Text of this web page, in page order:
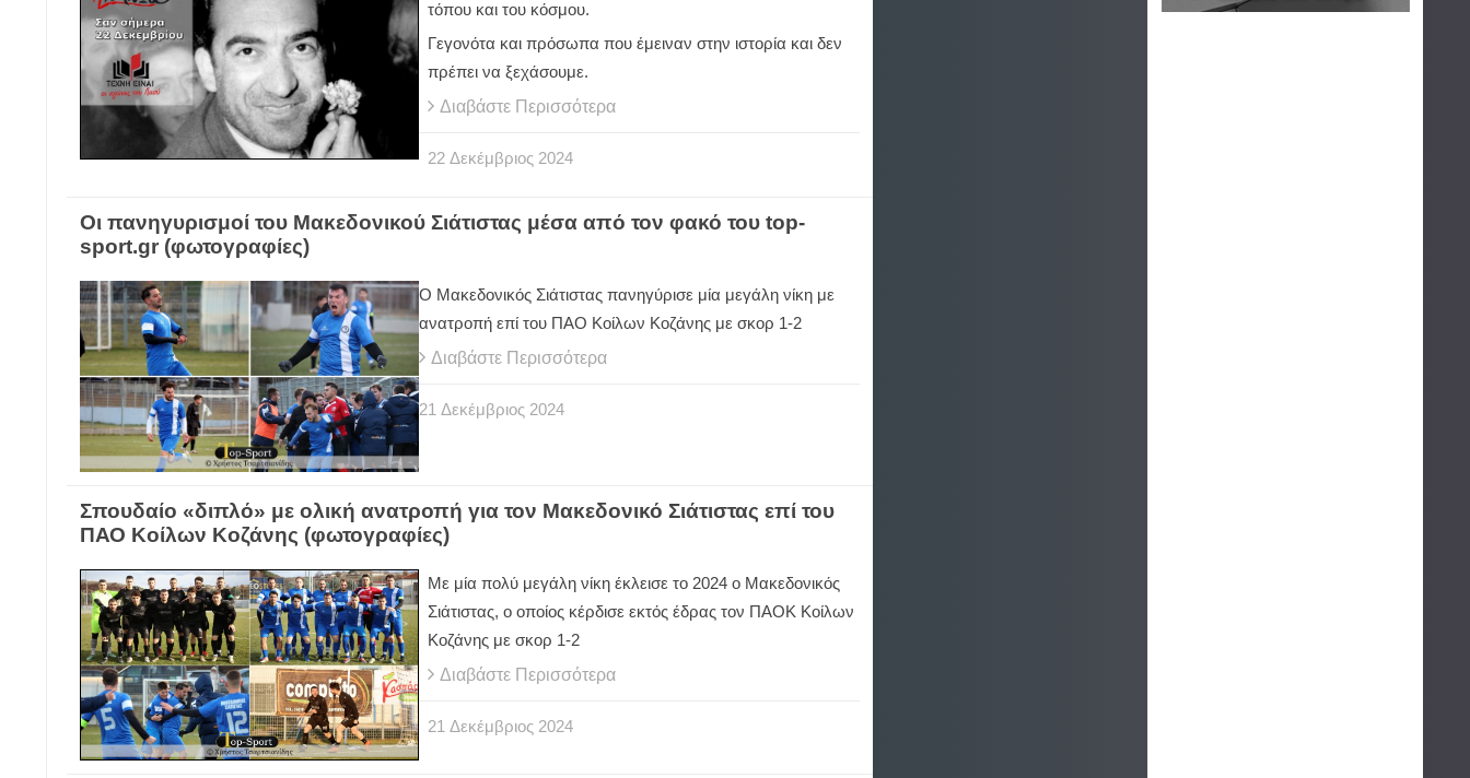
τόπου και του κόσμου.
Γεγονότα και πρόσωπα που έμειναν στην ιστορία και δεν
πρέπει να ξεχάσουμε.
Διαβάστε Περισσότερα
22 Δεκέμβριος 2024
Οι πανηγυρισμοί του Μακεδονικού Σιάτιστας μέσα από τον φακό του top-
sport.gr (φωτογραφίες)
Ο Μακεδονικός Σιάτιστας πανηγύρισε μία μεγάλη νίκη με
ανατροπή επί του ΠΑΟ Κοίλων Κοζάνης με σκορ 1-2
Διαβάστε Περισσότερα
21 Δεκέμβριος 2024
Σπουδαίο «διπλό» με ολική ανατροπή για τον Μακεδονικό Σιάτιστας επί του
ΠΑΟ Κοίλων Κοζάνης (φωτογραφίες)
Με μία πολύ μεγάλη νίκη έκλεισε το 2024 ο Μακεδονικός
Σιάτιστας, ο οποίος κέρδισε εκτός έδρας τον ΠΑΟΚ Κοίλων
Κοζάνης με σκορ 1-2
Διαβάστε Περισσότερα
21 Δεκέμβριος 2024